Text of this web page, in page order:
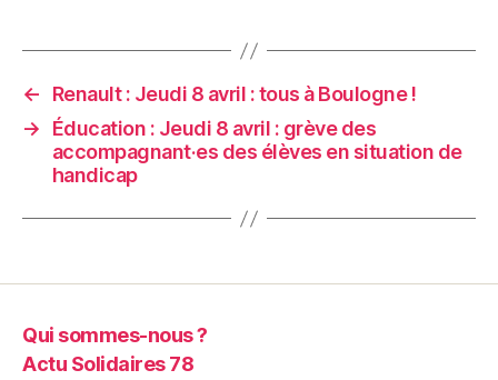
←
Renault : Jeudi 8 avril : tous à Boulogne !
→
Éducation : Jeudi 8 avril : grève des
accompagnant·es des élèves en situation de
handicap
Qui sommes-nous ?
Actu Solidaires 78